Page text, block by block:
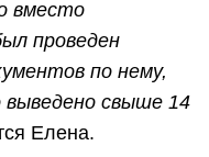
вместо
проведен
по нему,
свыше 14
Елена.